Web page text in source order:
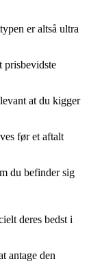
er altså ultra
prisbevidste
at du kigger
før et aftalt
du befinder sig
deres bedst i
antage den